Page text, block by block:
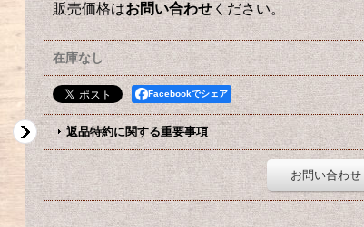
販売価格はお問い合わせ ください。
在庫なし
Facebookでシェア
返品特約に関する重要事項
お問い合わせ